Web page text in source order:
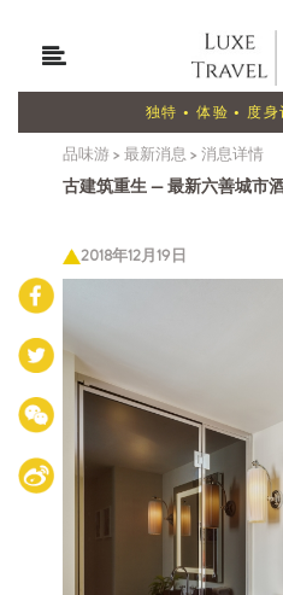
独特 • 体验 • 度
品味游 >最新消息 >消息详情
古建筑重生 — 最新六善城市
2018年12月19日